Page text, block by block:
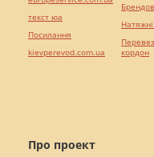
Про проект
текст юа
Посилання
kievperevod.com.ua
кордон